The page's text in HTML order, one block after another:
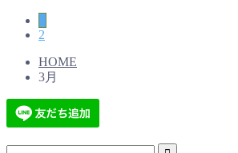
2
HOME
3月